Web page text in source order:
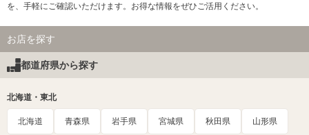
を、手軽にご確認いただけます。お得な情報をぜひご活用ください。
お店を探す
都道府県から探す
北海道・東北
北海道 青森県 岩手県 宮城県 秋田県 山形県